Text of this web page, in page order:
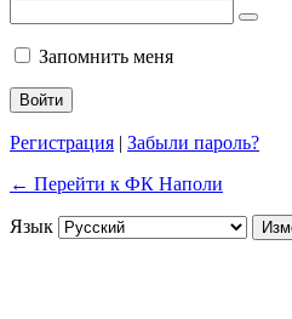
Запомнить меня
Регистрация | Забыли пароль?
← Перейти к ФК Наполи
Язык